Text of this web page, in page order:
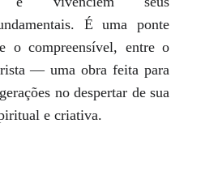
É uma ponte
o compreensível, entre o
— uma obra feita para
no despertar de sua
e criativa.